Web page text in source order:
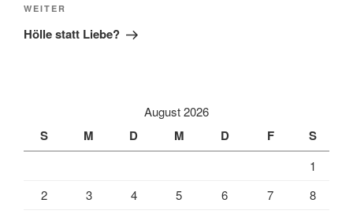
Nächster
Beitrag
WEITER
Hölle statt Liebe?
August 2026
S M D M D F S
1
2
3 4 5 6 7
8